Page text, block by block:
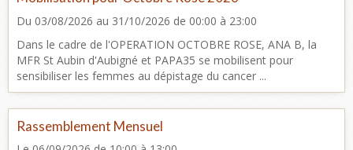
Du 03/08/2026 au 31/10/2026 de 00:00 à 23:00
Dans le cadre de l'OPERATION OCTOBRE ROSE, ANA B, la
MFR St Aubin d'Aubigné et PAPA35 se mobilisent pour
sensibiliser les femmes au dépistage du cancer ...
Rassemblement Mensuel